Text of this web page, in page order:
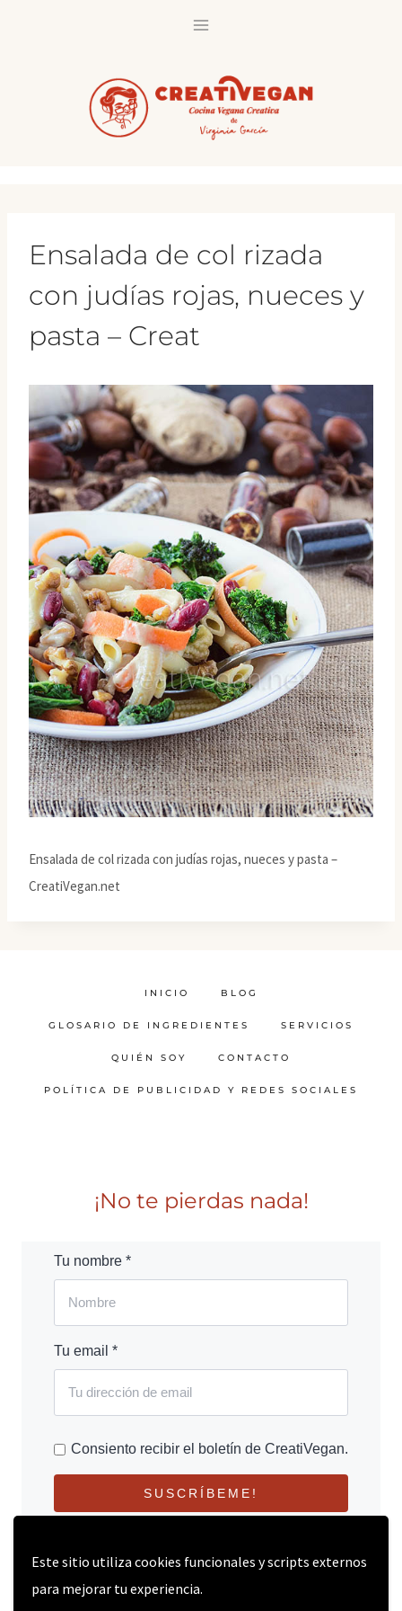
Este sitio utiliza cookies funcionales y scripts externos
para mejorar tu experiencia.
Ensalada de col rizada
con judías rojas, nueces y
pasta – Creat
Ensalada de col rizada con judías rojas, nueces y pasta –
CreatiVegan.net
INICIO BLOG
GLOSARIO DE INGREDIENTES SERVICIOS
QUIÉN SOY CONTACTO
POLÍTICA DE PUBLICIDAD Y REDES SOCIALES
¡No te pierdas nada!
Tu nombre *
Tu email *
Consiento recibir el boletín de CreatiVegan.
SUSCRÍBEME!